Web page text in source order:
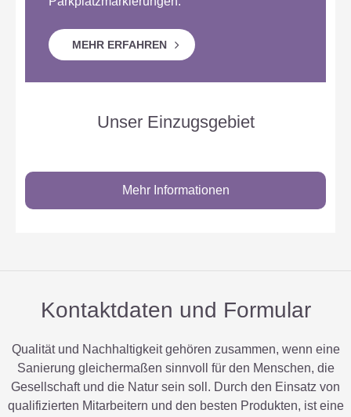
MEHR ERFAHREN
Unser Einzugsgebiet
Mehr Informationen
Kontaktdaten und Formular
Qualität und Nachhaltigkeit gehören zusammen, wenn eine
Sanierung gleichermaßen sinnvoll für den Menschen, die
Gesellschaft und die Natur sein soll. Durch den Einsatz von
qualifizierten Mitarbeitern und den besten Produkten, ist eine